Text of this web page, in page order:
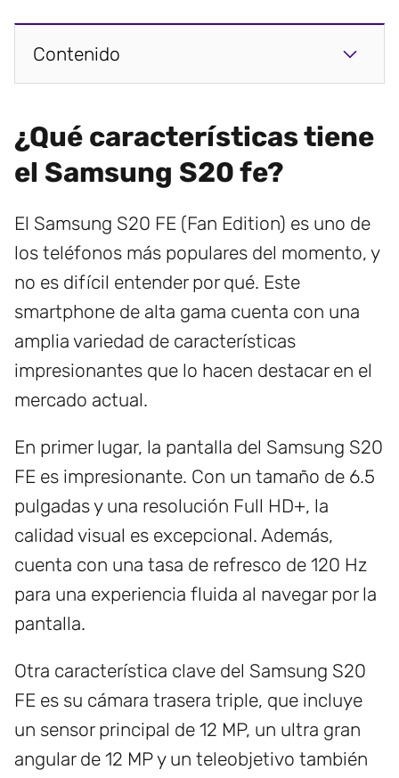
Contenido
¿Qué características tiene
el Samsung S20 fe?
El Samsung S20 FE (Fan Edition) es uno de
los teléfonos más populares del momento, y
no es difícil entender por qué. Este
smartphone de alta gama cuenta con una
amplia variedad de características
impresionantes que lo hacen destacar en el
mercado actual.
En primer lugar, la pantalla del Samsung S20
FE es impresionante. Con un tamaño de 6.5
pulgadas y una resolución Full HD+, la
calidad visual es excepcional. Además,
cuenta con una tasa de refresco de 120 Hz
para una experiencia fluida al navegar por la
pantalla.
Otra característica clave del Samsung S20
FE es su cámara trasera triple, que incluye
un sensor principal de 12 MP, un ultra gran
angular de 12 MP y un teleobjetivo también